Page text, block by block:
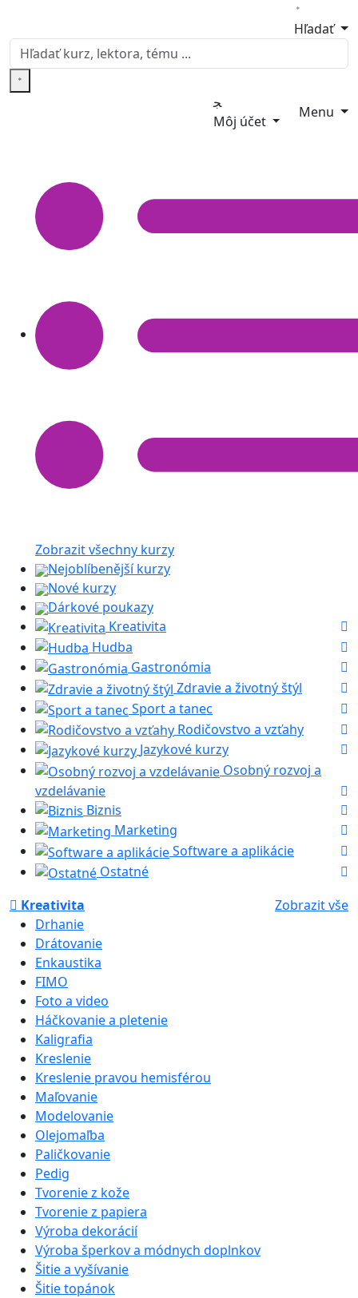
Hľadať
Môj účet
Menu
Zobrazit všechny kurzy
Nejoblíbenější kurzy
Nové kurzy
Dárkové poukazy
Kreativita
Hudba
Gastronómia
Zdravie a životný štýl
Sport a tanec
Rodičovstvo a vzťahy
Jazykové kurzy
Osobný rozvoj a
vzdelávanie
Biznis
Marketing
Software a aplikácie
Ostatné
Kreativita
Zobrazit vše
Drhanie
Drátovanie
Enkaustika
FIMO
Foto a video
Háčkovanie a pletenie
Kaligrafia
Kreslenie
Kreslenie pravou hemisférou
Maľovanie
Modelovanie
Olejomaľba
Paličkovanie
Pedig
Tvorenie z kože
Tvorenie z papiera
Výroba dekorácií
Výroba šperkov a módnych doplnkov
Šitie a vyšívanie
Šitie topánok